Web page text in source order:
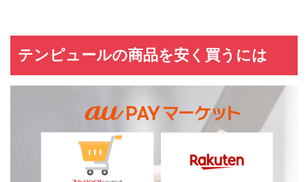
テンピュールの商品を安く買うには